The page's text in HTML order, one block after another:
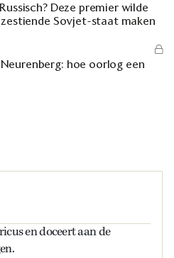
Deze premier wilde
Sovjet-staat maken
hoe oorlog een
en doceert aan de